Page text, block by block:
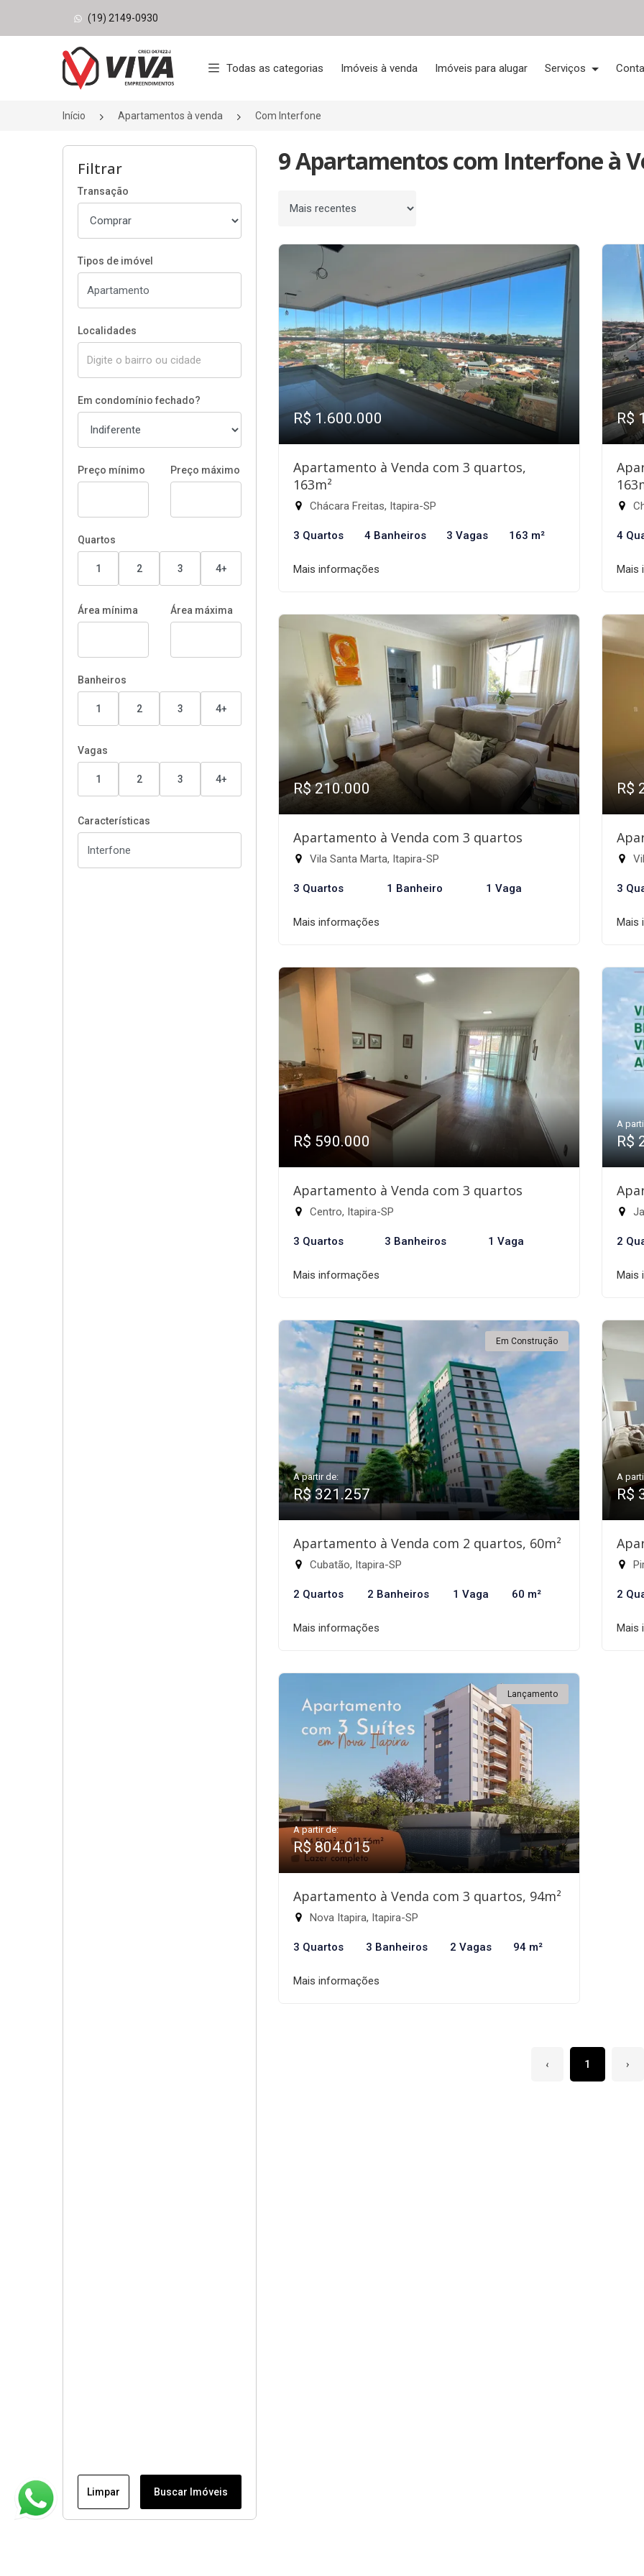
(19) 2149-0930
Página inicial
Todas as categorias Imóveis à venda Imóveis para alugar Serviços
Início Apartamentos à venda Com Interfone
Filtrar
Transação
Tipos de imóvel
Localidades
Em condomínio fechado?
Preço mínimo Preço máximo
Quartos
1 2 3 4+
Área mínima Área máxima
Banheiros
1 2 3 4+
Vagas
1 2 3 4+
Características
Limpar Buscar Imóveis
9 Apartamentos com Interfone à
Ordenar por
R$ 1.600.000
Apartamento à Venda com 3 quartos,
163m²
Chácara Freitas, Itapira-SP
3 Quartos 4 Banheiros 3 Vagas 163 m²
Mais informações
R$
4
Mais
R$ 210.000
Apartamento à Venda com 3 quartos
Vila Santa Marta, Itapira-SP
3 Quartos 1 Banheiro 1 Vaga
Mais informações
R$
3
Mais
R$ 590.000
Apartamento à Venda com 3 quartos
Centro, Itapira-SP
3 Quartos 3 Banheiros 1 Vaga
Mais informações
A
R$
2
Mais
Em Construção
A partir de:
R$ 321.257
Apartamento à Venda com 2 quartos, 60m²
Cubatão, Itapira-SP
2 Quartos 2 Banheiros 1 Vaga 60 m²
Mais informações
A
R$
2
Mais
Lançamento
A partir de:
R$ 804.015
Apartamento à Venda com 3 quartos, 94m²
Nova Itapira, Itapira-SP
3 Quartos 3 Banheiros 2 Vagas 94 m²
Mais informações
‹ 1 ›